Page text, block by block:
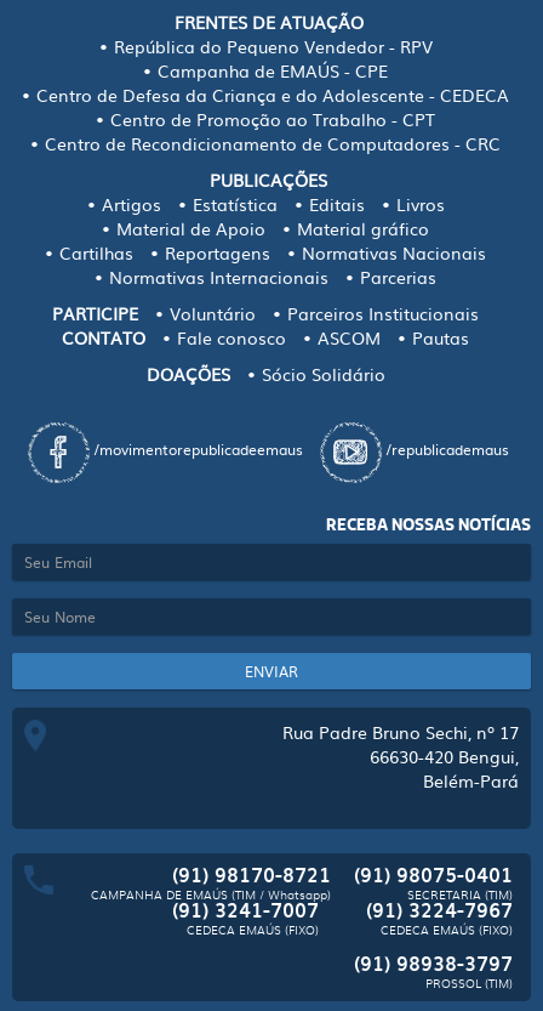
FRENTES DE ATUAÇÃO
República do Pequeno Vendedor - RPV
Campanha de EMAÚS - CPE
Centro de Defesa da Criança e do Adolescente - CEDECA
Centro de Promoção ao Trabalho - CPT
Centro de Recondicionamento de Computadores - CRC
PUBLICAÇÕES
Artigos
Estatística Editais
Livros
Material de Apoio
Material gráfico
Cartilhas
Reportagens
Normativas Nacionais
Normativas Internacionais
Parcerias
PARTICIPE
Voluntário
Parceiros Institucionais
CONTATO
Fale conosco ASCOM
Pautas
DOAÇÕES
Sócio Solidário
/movimentorepublicadeemaus /republicademaus
RECEBA NOSSAS NOTÍCIAS
ENVIAR
Rua Padre Bruno Sechi, nº 17
66630-420 Bengui,
Belém-Pará
(91) 98170-8721
CAMPANHA DE EMAÚS (TIM / Whatsapp)
(91) 98075-0401
SECRETARIA (TIM)
(91) 3241-7007
CEDECA EMAÚS (FIXO)
(91) 3224-7967
CEDECA EMAÚS (FIXO)
(91) 98938-3797
PROSSOL (TIM)